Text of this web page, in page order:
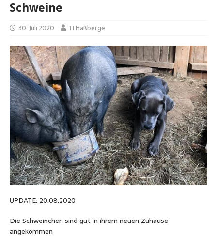
Schweine
30. Juli 2020 TI Haßberge
UPDATE: 20.08.2020
Die Schweinchen sind gut in ihrem neuen Zuhause
angekommen